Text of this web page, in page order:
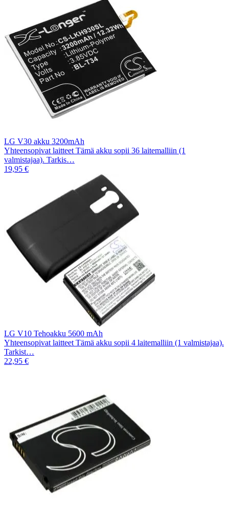
LG V30 akku 3200mAh
Yhteensopivat laitteet Tämä akku sopii 36 laitemalliin (1
valmistajaa). Tarkis…
19,95 €
LG V10 Tehoakku 5600 mAh
Yhteensopivat laitteet Tämä akku sopii 4 laitemalliin (1 valmistajaa).
Tarkist…
22,95 €